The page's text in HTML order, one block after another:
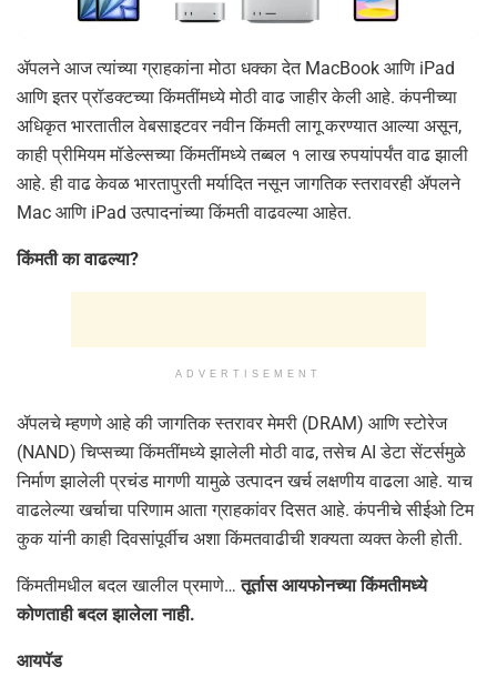
ॲपलने आज त्यांच्या ग्राहकांना मोठा धक्का देत MacBook आणि iPad
आणि इतर प्रॉडक्टच्या किंमतींमध्ये मोठी वाढ जाहीर केली आहे. कंपनीच्या
अधिकृत भारतातील वेबसाइटवर नवीन किंमती लागू करण्यात आल्या असून,
काही प्रीमियम मॉडेल्सच्या किंमतींमध्ये तब्बल १ लाख रुपयांपर्यंत वाढ झाली
आहे. ही वाढ केवळ भारतापुरती मर्यादित नसून जागतिक स्तरावरही ॲपलने
Mac आणि iPad उत्पादनांच्या किंमती वाढवल्या आहेत.
किंमती का वाढल्या?
ADVERTISEMENT
ॲपलचे म्हणणे आहे की जागतिक स्तरावर मेमरी (DRAM) आणि स्टोरेज
(NAND) चिप्सच्या किंमतींमध्ये झालेली मोठी वाढ, तसेच AI डेटा सेंटर्समुळे
निर्माण झालेली प्रचंड मागणी यामुळे उत्पादन खर्च लक्षणीय वाढला आहे. याच
वाढलेल्या खर्चाचा परिणाम आता ग्राहकांवर दिसत आहे. कंपनीचे सीईओ टिम
कुक यांनी काही दिवसांपूर्वीच अशा किंमतवाढीची शक्यता व्यक्त केली होती.
किंमतीमधील बदल खालील प्रमाणे…तूर्तास आयफोनच्या किंमतीमध्ये
कोणताही बदल झालेला नाही.
आयपॅड